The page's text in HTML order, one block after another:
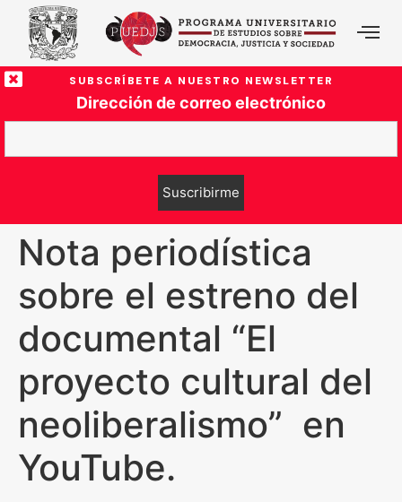
SUBSCRÍBETE A NUESTRO NEWSLETTER
Dirección de correo electrónico
Nota periodística
sobre el estreno del
documental “El
proyecto cultural del
neoliberalismo” en
YouTube.